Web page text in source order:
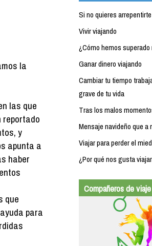
la
las que
y
apunta a
haber
que
para
Si no quieres
Vivir viajando
¿Cómo hemos
Ganar dinero viajando
Cambiar tu tiempo
grave de tu vida
Tras los malos
Mensaje navideño que
Viajar para perder el
¿Por qué nos gusta
Compañeros de viaje